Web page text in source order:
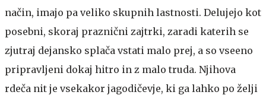
način, imajo pa veliko skupnih lastnosti. Delujejo kot
posebni, skoraj praznični zajtrki, zaradi katerih se
zjutraj dejansko splača vstati malo prej, a so vseeno
pripravljeni dokaj hitro in z malo truda. Njihova
rdeča nit je vsekakor jagodičevje, ki ga lahko po želji